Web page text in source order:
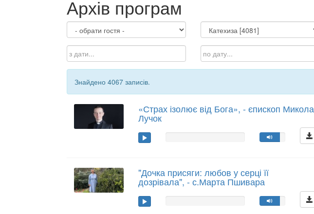
Архів програм
Знайдено 4067 записів.
«Страх ізолює від Бога», - єпископ Микола
Лучок
"Дочка присяги: любов у серці її
дозрівала", - с.Марта Пшивара